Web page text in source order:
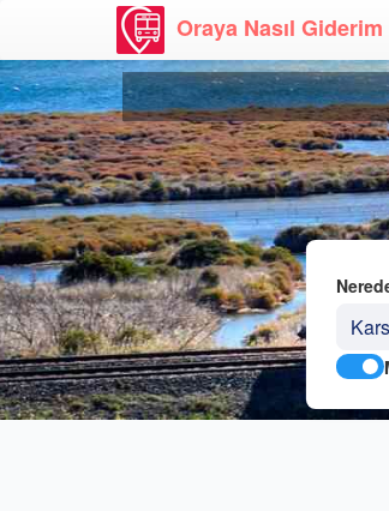
Oraya Nasıl Giderim